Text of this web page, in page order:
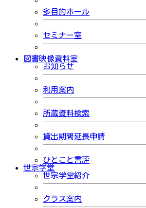
多目的ホール
セミナー室
図書映像資料室
お知らせ
利用案内
所蔵資料検索
貸出期間延長申請
ひとこと書評
世宗学堂
世宗学堂紹介
クラス案内